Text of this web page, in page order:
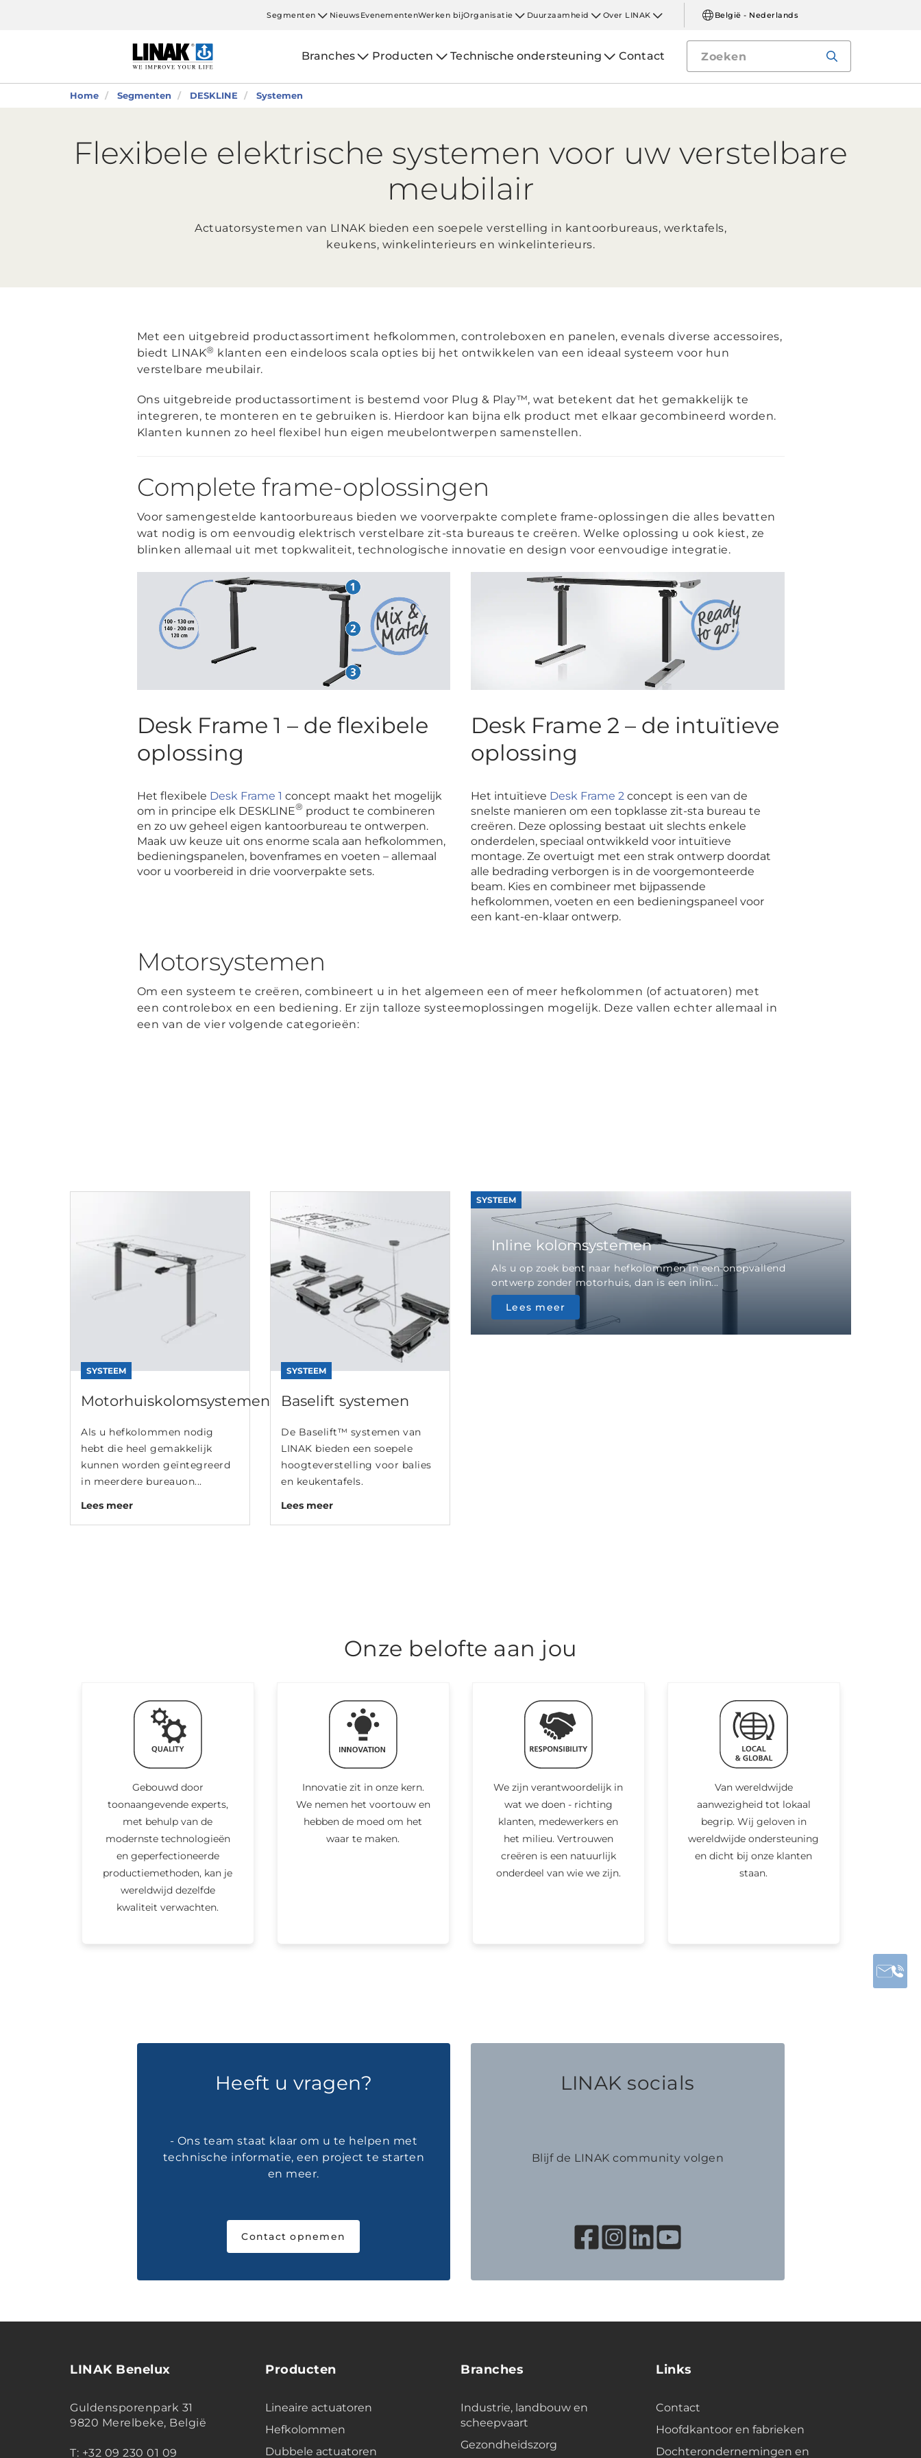
Segmenten NieuwsEvenementenWerken bijOrganisatie Duurzaamheid Over LINAK België - Nederlands
Branches Producten Technische ondersteuning Contact
Home Segmenten DESKLINE Systemen
Flexibele elektrische systemen voor uw verstelbare
meubilair
Actuatorsystemen van LINAK bieden een soepele verstelling in kantoorbureaus, werktafels,
keukens, winkelinterieurs en winkelinterieurs.
Met een uitgebreid productassortiment hefkolommen, controleboxen en panelen, evenals diverse accessoires,
biedt LINAK® klanten een eindeloos scala opties bij het ontwikkelen van een ideaal systeem voor hun
verstelbare meubilair.
Ons uitgebreide productassortiment is bestemd voor Plug & Play™, wat betekent dat het gemakkelijk te
integreren, te monteren en te gebruiken is. Hierdoor kan bijna elk product met elkaar gecombineerd worden.
Klanten kunnen zo heel flexibel hun eigen meubelontwerpen samenstellen.
Complete frame-oplossingen
Voor samengestelde kantoorbureaus bieden we voorverpakte complete frame-oplossingen die alles bevatten
wat nodig is om eenvoudig elektrisch verstelbare zit-sta bureaus te creëren. Welke oplossing u ook kiest, ze
blinken allemaal uit met topkwaliteit, technologische innovatie en design voor eenvoudige integratie.
Desk Frame 1 – de flexibele
oplossing
Het flexibele Desk Frame 1 concept maakt het mogelijk
om in principe elk DESKLINE® product te combineren
en zo uw geheel eigen kantoorbureau te ontwerpen.
Maak uw keuze uit ons enorme scala aan hefkolommen,
bedieningspanelen, bovenframes en voeten – allemaal
voor u voorbereid in drie voorverpakte sets.
Desk Frame 2 – de intuïtieve
oplossing
Het intuïtieve Desk Frame 2 concept is een van de
snelste manieren om een topklasse zit-sta bureau te
creëren. Deze oplossing bestaat uit slechts enkele
onderdelen, speciaal ontwikkeld voor intuïtieve
montage. Ze overtuigt met een strak ontwerp doordat
alle bedrading verborgen is in de voorgemonteerde
beam. Kies en combineer met bijpassende
hefkolommen, voeten en een bedieningspaneel voor
een kant-en-klaar ontwerp.
Motorsystemen
Om een systeem te creëren, combineert u in het algemeen een of meer hefkolommen (of actuatoren) met
een controlebox en een bediening. Er zijn talloze systeemoplossingen mogelijk. Deze vallen echter allemaal in
een van de vier volgende categorieën:
SYSTEEM
Motorhuiskolomsystemen
Als u hefkolommen nodig
hebt die heel gemakkelijk
kunnen worden geïntegreerd
in meerdere bureauon...
Lees meer
SYSTEEM
Baselift systemen
De Baselift™ systemen van
LINAK bieden een soepele
hoogteverstelling voor balies
en keukentafels.
Lees meer
SYSTEEM
Inline kolomsystemen
Als u op zoek bent naar hefkolommen in een onopvallend
ontwerp zonder motorhuis, dan is een inlin...
Lees meer
Onze belofte aan jou
Gebouwd door
toonaangevende experts,
met behulp van de
modernste technologieën
en geperfectioneerde
productiemethoden, kan je
wereldwijd dezelfde
kwaliteit verwachten.
Innovatie zit in onze kern.
We nemen het voortouw en
hebben de moed om het
waar te maken.
We zijn verantwoordelijk in
wat we doen - richting
klanten, medewerkers en
het milieu. Vertrouwen
creëren is een natuurlijk
onderdeel van wie we zijn.
Van wereldwijde
aanwezigheid tot lokaal
begrip. Wij geloven in
wereldwijde ondersteuning
en dicht bij onze klanten
staan.
Heeft u vragen?
- Ons team staat klaar om u te helpen met
technische informatie, een project te starten
en meer.
Contact opnemen
LINAK socials
Blijf de LINAK community volgen
LINAK Benelux
Guldensporenpark 31
9820 Merelbeke, België
T: +32 09 230 01 09
Producten
Lineaire actuatoren
Hefkolommen
Dubbele actuatoren
Branches
Industrie, landbouw en
scheepvaart
Gezondheidszorg
Links
Contact
Hoofdkantoor en fabrieken
Dochterondernemingen en